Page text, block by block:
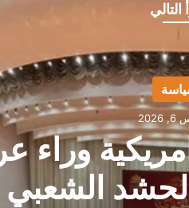
التالي
وراء
الشعبي